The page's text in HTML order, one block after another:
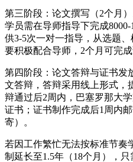
第三阶段：论文撰写（2个月
学员需在导师指导下完成
供3-5次一对一指导，从选题
要积极配合导师，2个月可完成
第四阶段：论文答辩与证书发
文答辩，答辩采用线上形式，
辩通过后2周内，巴塞罗那大
证书；证书制作完成后1周内
寄）。
若因工作繁忙无法按标准节奏
制延长至1.5年（18个月），